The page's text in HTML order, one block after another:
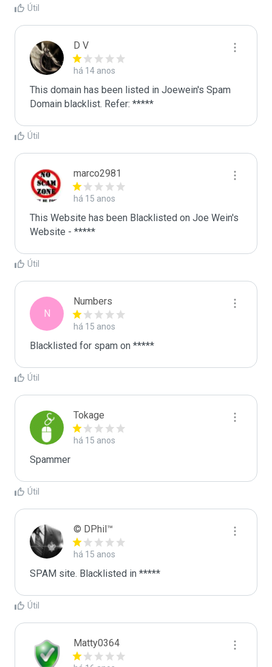
Útil
D V
há 14 anos
This domain has been listed in Joewein's Spam
Domain blacklist. Refer: *****
Útil
marco2981
há 15 anos
This Website has been Blacklisted on Joe Wein's
Website - *****
Útil
N
Numbers
há 15 anos
Blacklisted for spam on *****
Útil
Tokage
há 15 anos
Spammer
Útil
© DPhil™
há 15 anos
SPAM site. Blacklisted in *****
Útil
Matty0364